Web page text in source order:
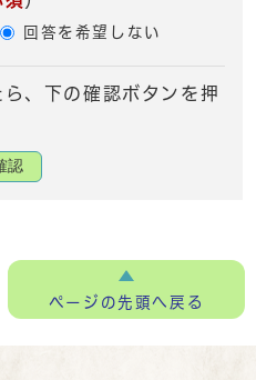
回答を希望しない
、下の確認ボタンを押
認
ページの先頭へ戻る